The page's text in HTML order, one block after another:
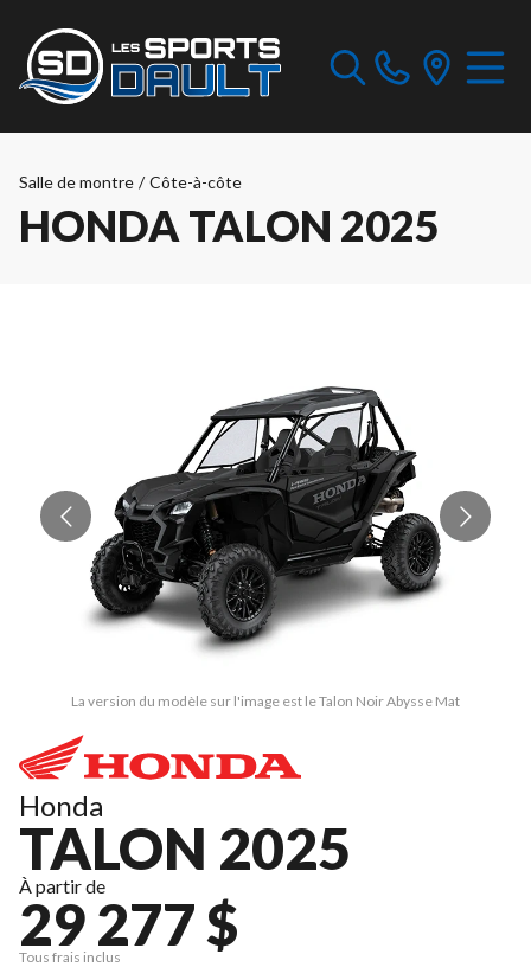
Salle de montre / Côte-à-côte
HONDA TALON 2025
La version du modèle sur l'image est le Talon Noir Abysse Mat
Honda
TALON 2025
À partir de
29 277 $
Tous frais inclus